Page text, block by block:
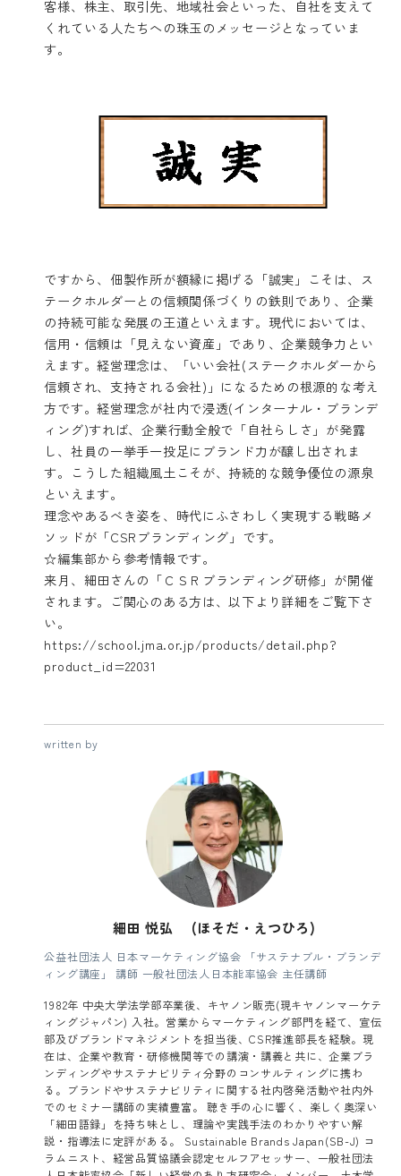
客様、株主、取引先、地域社会といった、自社を支えて
くれている人たちへの珠玉のメッセージとなっていま
す。
ですから、佃製作所が額縁に掲げる「誠実」こそは、ス
テークホルダーとの信頼関係づくりの鉄則であり、企業
の持続可能な発展の王道といえます。現代においては、
信用・信頼は「見えない資産」であり、企業競争力とい
えます。経営理念は、「いい会社(ステークホルダーから
信頼され、支持される会社)」になるための根源的な考え
方です。経営理念が社内で浸透(インターナル・ブランデ
ィング)すれば、企業行動全般で「自社らしさ」が発露
し、社員の一挙手一投足にブランド力が醸し出されま
す。こうした組織風土こそが、持続的な競争優位の源泉
といえます。
理念やあるべき姿を、時代にふさわしく実現する戦略メ
ソッドが「CSRブランディング」です。
☆編集部から参考情報です。
来月、細田さんの「ＣＳＲブランディング研修」が開催
されます。ご関心のある方は、以下より詳細をご覧下さ
い。
https://school.jma.or.jp/products/detail.php?
product_id=22031
written by
細田 悦弘 (ほそだ・えつひろ)
公益社団法人 日本マーケティング協会 「サステナブル・ブランデ
ィング講座」 講師 一般社団法人日本能率協会 主任講師
1982年 中央大学法学部卒業後、キヤノン販売(現キヤノンマーケテ
ィングジャパン) 入社。営業からマーケティング部門を経て、宣伝
部及びブランドマネジメントを担当後、CSR推進部長を経験。現
在は、企業や教育・研修機関等での講演・講義と共に、企業ブラ
ンディングやサステナビリティ分野のコンサルティングに携わ
る。ブランドやサステナビリティに関する社内啓発活動や社内外
でのセミナー講師の実績豊富。 聴き手の心に響く、楽しく奥深い
「細田語録」を持ち味とし、理論や実践手法のわかりやすい解
説・指導法に定評がある。 Sustainable Brands Japan(SB-J) コ
ラムニスト、経営品質協議会認定セルフアセッサー、一般社団法